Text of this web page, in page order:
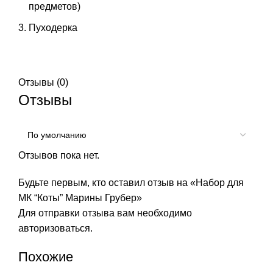
предметов)
Пуходерка
Отзывы (0)
Отзывы
Отзывов пока нет.
Будьте первым, кто оставил отзыв на «Набор для
МК “Коты” Марины Грубер»
Для отправки отзыва вам необходимо
авторизоваться.
Похожие